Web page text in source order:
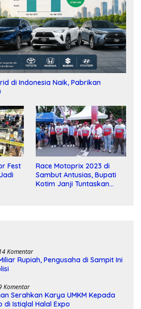
di Indonesia Naik, Pabrikan
Fest
Race Motoprix 2023 di
Sambut Antusias, Bupati
Kotim Janji Tuntaskan
14 Komentar
Rupiah, Pengusaha di Sampit Ini
Komentar
Serahkan Karya UMKM Kepada
di Istiqlal Halal Expo